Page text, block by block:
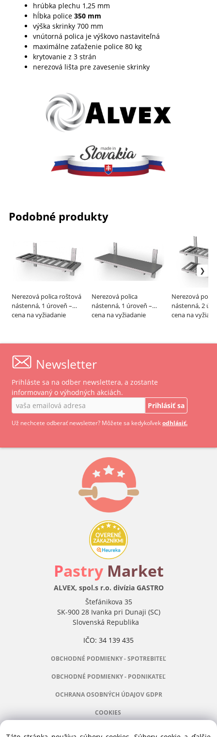
hrúbka plechu 1,25 mm
hĺbka police 350 mm
výška skrinky 700 mm
vnútorná polica je výškovo nastaviteľná
maximálne zaťaženie police 80 kg
krytovanie z 3 strán
nerezová lišta pre zavesenie skrinky
Podobné produkty
Nerezová polica roštová
nástenná, 1 úroveň –
ALVEX
cena na vyžiadanie
Nerezová polica
nástenná, 1 úroveň –
ALVEX
cena na vyžiadanie
Nerezová
nástenná, 2
ALVEX
cena na
Newsletter
Prihláste sa na odber newslettera, a zostante
informovaný o výhodných akciách.
Prihlásiť sa
Už nechcete odberať newsletter? Môžete sa kedykoľvekodhlásiť.
Pastry Market
ALVEX, spol.s r.o. divízia GASTRO
Štefánikova 35
SK-900 28 Ivanka pri Dunaji (SC)
Slovenská Republika
IČO: 34 139 435
OBCHODNÉ PODMIENKY - SPOTREBITEĽ
OBCHODNÉ PODMIENKY - PODNIKATEĽ
OCHRANA OSOBNÝCH ÚDAJOV GDPR
COOKIES